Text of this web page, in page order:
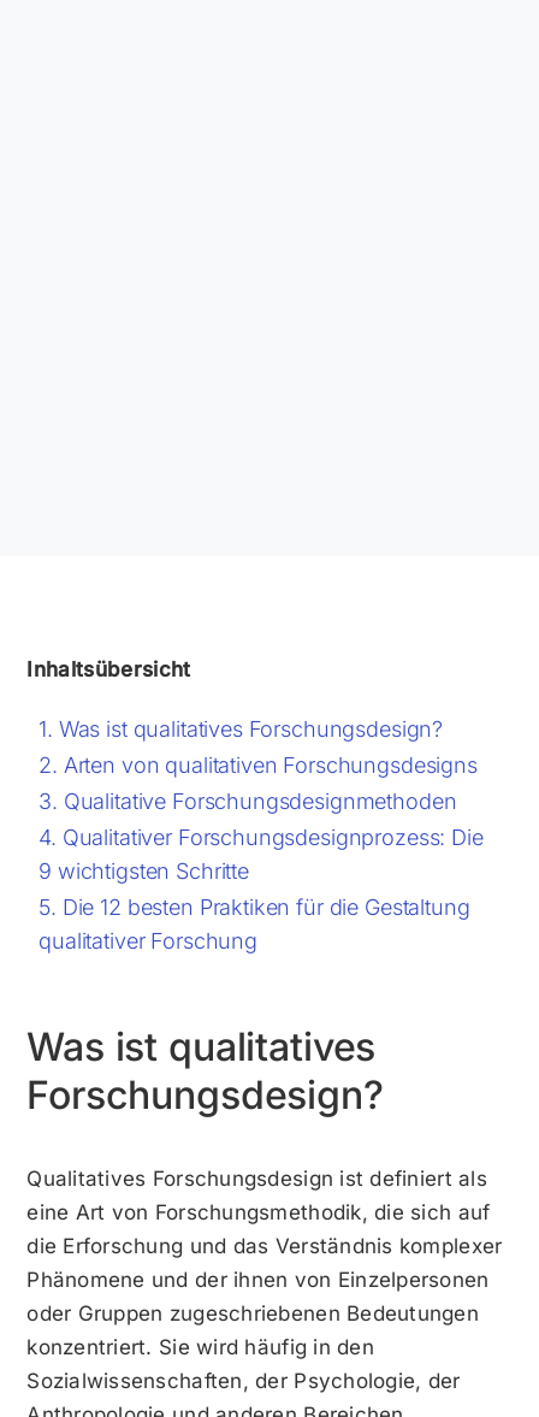
Inhaltsübersicht
Was ist qualitatives Forschungsdesign?
Arten von qualitativen Forschungsdesigns
Qualitative Forschungsdesignmethoden
Qualitativer Forschungsdesignprozess: Die
9 wichtigsten Schritte
Die 12 besten Praktiken für die Gestaltung
qualitativer Forschung
Was ist qualitatives
Forschungsdesign?
Qualitatives Forschungsdesign ist definiert als
eine Art von Forschungsmethodik, die sich auf
die Erforschung und das Verständnis komplexer
Phänomene und der ihnen von Einzelpersonen
oder Gruppen zugeschriebenen Bedeutungen
konzentriert. Sie wird häufig in den
Sozialwissenschaften, der Psychologie, der